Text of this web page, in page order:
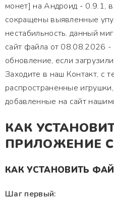
монет] на Андроид - 0.9.1,
сокращены выявленные
нестабильность. данный
сайт файла от 08.08.2026 -
обновление, если
Заходите в наш Контакт, с
распространенные
добавленные на сайт
КАК
ПРИЛОЖЕНИЕ С
КАК УСТАНОВИТЬ
Шаг первый: